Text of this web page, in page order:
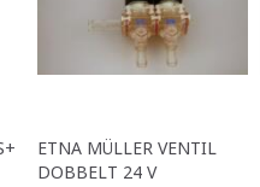
ETNA MÜLLER VENTIL
DOBBELT 24 V